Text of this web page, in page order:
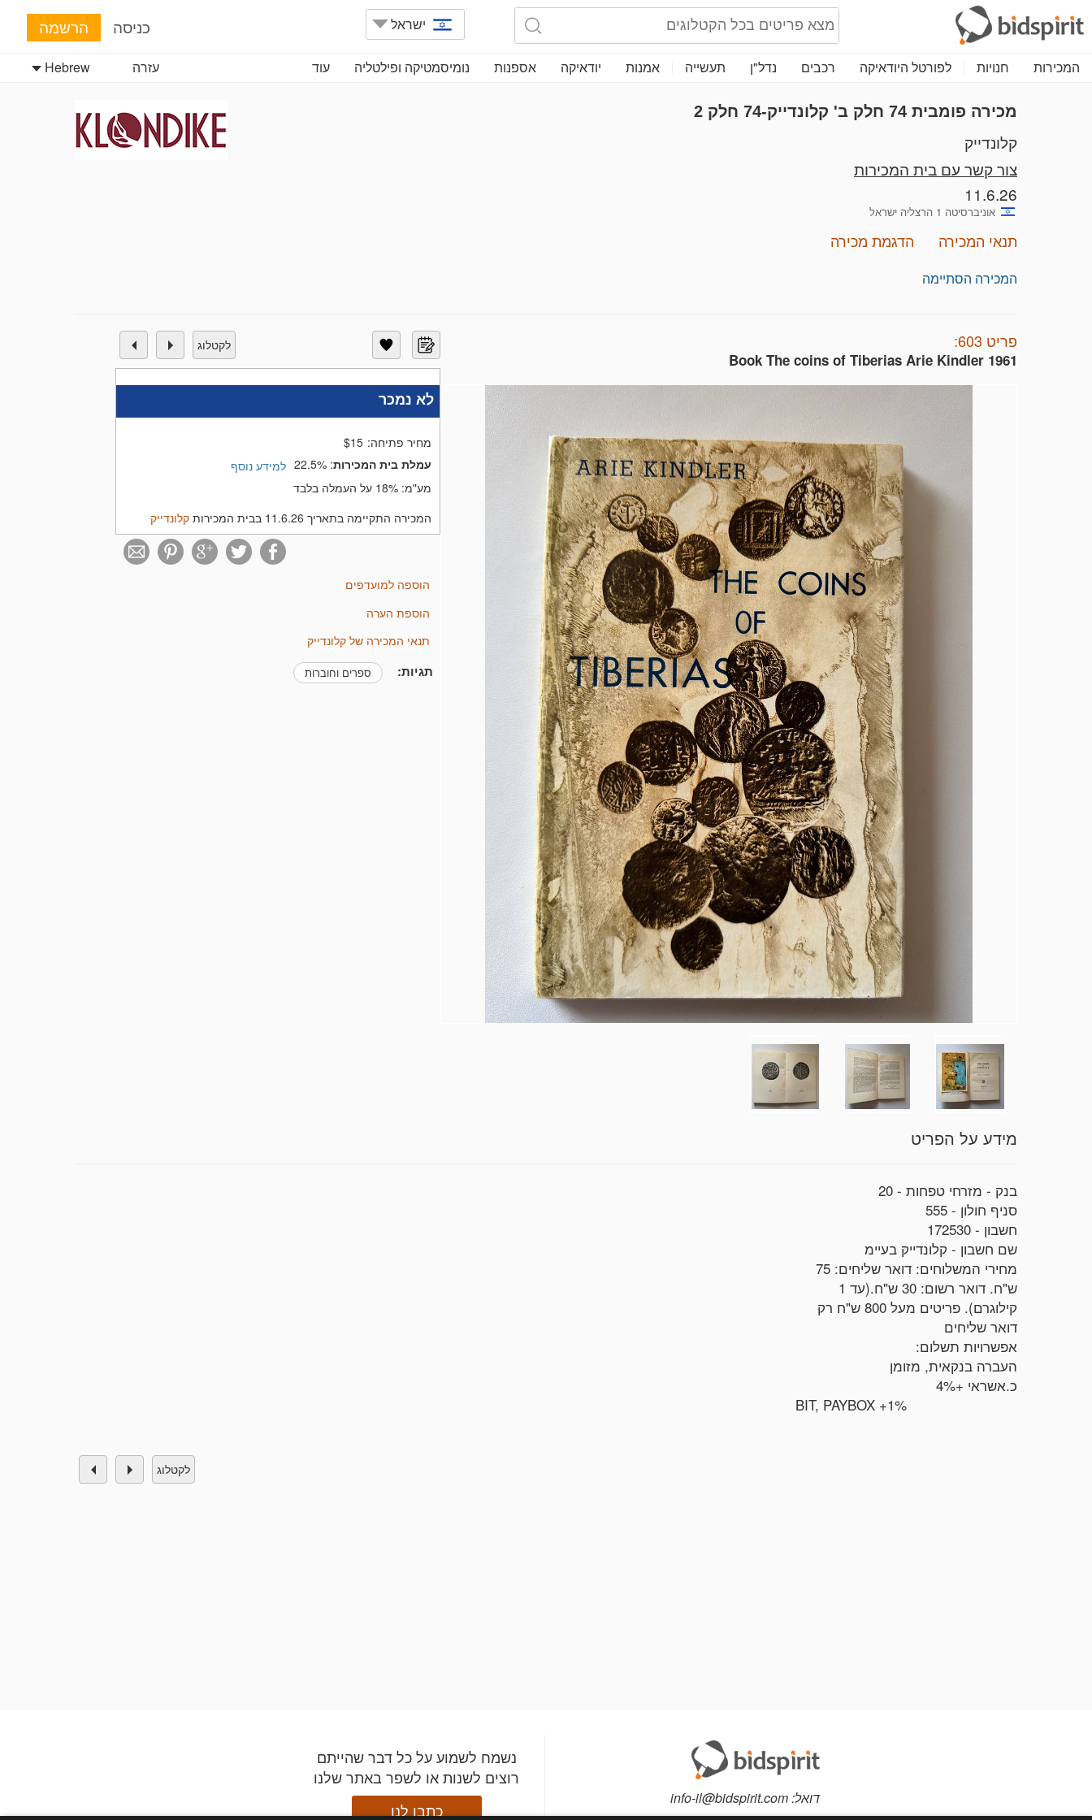
ישראל כניסה הרשמה
המכירות חנויות לפורטל היודאיקה רכבים נדל"ן תעשייה אמנות יודאיקה אספנות נומיסמטיקה ופילטליה עוד Hebrew עזרה
מכירה פומבית 74 חלק ב' קלונדייק-74 חלק 2
קלונדייק
צור קשר עם בית המכירות
11.6.26
אוניברסיטה 1 הרצליה ישראל
תנאי המכירה הדגמת מכירה
המכירה הסתיימה
פריט 603:
Book The coins of Tiberias Arie Kindler 1961
לקטלוג
לא נמכר
מחיר פתיחה: $15
עמלת בית המכירות:
22.5%
למידע נוסף
מע"מ: 18% על העמלה בלבד
המכירה התקיימה בתאריך 11.6.26 בבית המכירות
קלונדייק
הוספה למועדפים
הוספת הערה
תנאי המכירה של קלונדייק
תגיות: ספרים וחוברות
מידע על הפריט
בנק - מזרחי טפחות - 20
סניף חולון - 555
חשבון - 172530
שם חשבון - קלונדייק בעיימ
מחירי המשלוחים: דואר שליחים: 75
ש"ח. דואר רשום: 30 ש"ח.(עד 1
קילוגרם). פריטים מעל 800 ש"ח רק
דואר שליחים
אפשרויות תשלום:
העברה בנקאית, מזומן
כ.אשראי +4%
BIT, PAYBOX +1%
לקטלוג
דואל:info-il@bidspirit.com
נשמח לשמוע על כל דבר שהייתם
רוצים לשנות או לשפר באתר שלנו
כתבו לנו